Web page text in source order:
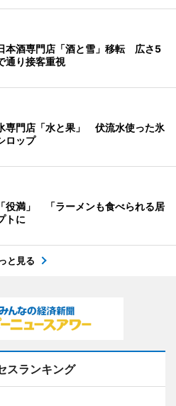
本酒専門店「酒と雪」移転 広さ5
通り接客重視
専門店「水と果」 伏流水使った氷
ロップ
役満」 「ラーメンも食べられる居
トに
と見る
スランキング